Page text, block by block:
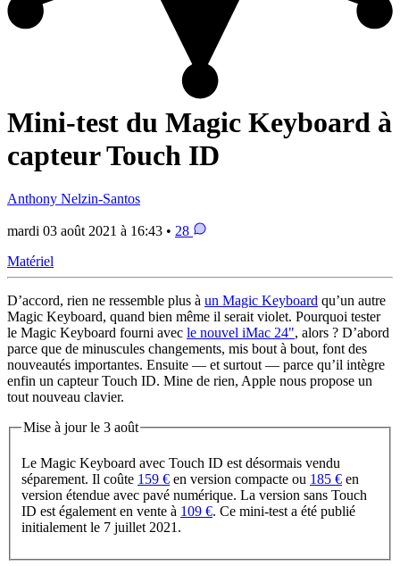
Mini-test du Magic Keyboard à
capteur Touch ID
Anthony Nelzin-Santos
mardi 03 août 2021 à 16:43 • 28
Matériel
D’accord, rien ne ressemble plus à un Magic Keyboard qu’un autre
Magic Keyboard, quand bien même il serait violet. Pourquoi tester
le Magic Keyboard fourni avec le nouvel iMac 24", alors ? D’abord
parce que de minuscules changements, mis bout à bout, font des
nouveautés importantes. Ensuite — et surtout — parce qu’il intègre
enfin un capteur Touch ID. Mine de rien, Apple nous propose un
tout nouveau clavier.
Mise à jour le 3 août
Le Magic Keyboard avec Touch ID est désormais vendu
séparement. Il coûte 159 € en version compacte ou 185 € en
version étendue avec pavé numérique. La version sans Touch
ID est également en vente à 109 €. Ce mini-test a été publié
initialement le 7 juillet 2021.